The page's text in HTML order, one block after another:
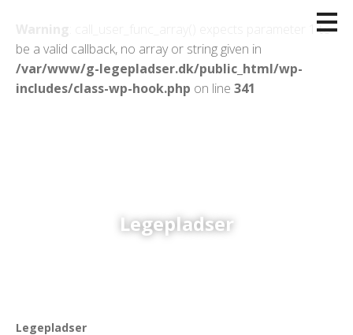
: call_user_func_array() expects parameter 1 to
be a valid callback, no array or string given in
/var/www/g-legepladser.dk/public_html/wp-
includes/class-wp-hook.php on line 341
Legepladser
Legepladser